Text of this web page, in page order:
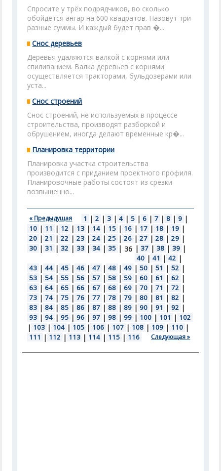
Спросите у трёх подрядчиков, во сколько
обойдётся ангар на 600 квадратов. Назовут три
разные суммы. И каждый будет прав �...
Снос деревьев
Деревья удаляются валкой с корнями или
спиливанием. Валка деревьев с корнями
осуществляется тракторами, бульдозерами или
уста...
Снос строений
Снос строений, не используемых в процессе
строительства, производят разборкой и
обрушением, иногда делают временные кр�...
Планировка территории
Планировка участка строительства
производится с приданием проектного профиля.
Планировочные работы состоят из срезки
возвышенно...
« Предыдущая 1 | 2 | 3 | 4 | 5 | 6 | 7 | 8 | 9 |
10 | 11 | 12 | 13 | 14 | 15 | 16 | 17 | 18 | 19 |
20 | 21 | 22 | 23 | 24 | 25 | 26 | 27 | 28 | 29 |
30 | 31 | 32 | 33 | 34 | 35 | 36 | 37 | 38 | 39 |
40 | 41 | 42 |
43 | 44 | 45 | 46 | 47 | 48 | 49 | 50 | 51 | 52 |
53 | 54 | 55 | 56 | 57 | 58 | 59 | 60 | 61 | 62 |
63 | 64 | 65 | 66 | 67 | 68 | 69 | 70 | 71 | 72 |
73 | 74 | 75 | 76 | 77 | 78 | 79 | 80 | 81 | 82 |
83 | 84 | 85 | 86 | 87 | 88 | 89 | 90 | 91 | 92 |
93 | 94 | 95 | 96 | 97 | 98 | 99 | 100 | 101 | 102
| 103 | 104 | 105 | 106 | 107 | 108 | 109 | 110 |
111 | 112 | 113 | 114 | 115 | 116 Следующая »